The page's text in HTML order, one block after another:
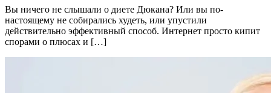
Вы ничего не слышали о диете Дюкана? Или вы по-
настоящему не собирались худеть, или упустили
действительно эффективный способ. Интернет просто кипит
спорами о плюсах и […]